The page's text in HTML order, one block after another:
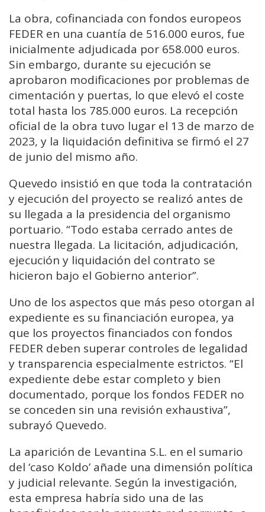
La obra, cofinanciada con fondos europeos
FEDER en una cuantía de 516.000 euros, fue
inicialmente adjudicada por 658.000 euros.
Sin embargo, durante su ejecución se
aprobaron modificaciones por problemas de
cimentación y puertas, lo que elevó el coste
total hasta los 785.000 euros. La recepción
oficial de la obra tuvo lugar el 13 de marzo de
2023, y la liquidación definitiva se firmó el 27
de junio del mismo año.
Quevedo insistió en que toda la contratación
y ejecución del proyecto se realizó antes de
su llegada a la presidencia del organismo
portuario. “Todo estaba cerrado antes de
nuestra llegada. La licitación, adjudicación,
ejecución y liquidación del contrato se
hicieron bajo el Gobierno anterior”.
Uno de los aspectos que más peso otorgan al
expediente es su financiación europea, ya
que los proyectos financiados con fondos
FEDER deben superar controles de legalidad
y transparencia especialmente estrictos. “El
expediente debe estar completo y bien
documentado, porque los fondos FEDER no
se conceden sin una revisión exhaustiva”,
subrayó Quevedo.
La aparición de Levantina S.L. en el sumario
del ‘caso Koldo’ añade una dimensión política
y judicial relevante. Según la investigación,
esta empresa habría sido una de las